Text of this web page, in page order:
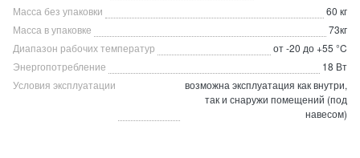
Масса без упаковки
60 кг
Масса в упаковке
73кг
Диапазон рабочих температур
от -20 до +55 °C
Энергопотребление
18 Вт
Условия эксплуатации
возможна эксплуатация как внутри,
так и снаружи помещений (под
навесом)